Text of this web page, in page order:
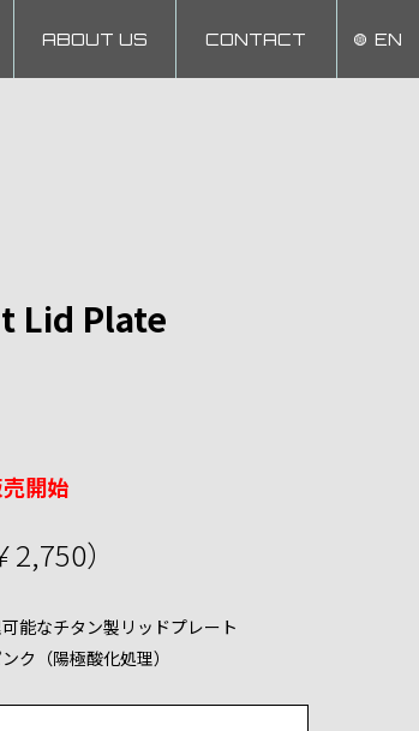
ABOUT US CONTACT EN
Lid Plate
開始
）
能なチタン製リッドプレート
ク（陽極酸化処理）